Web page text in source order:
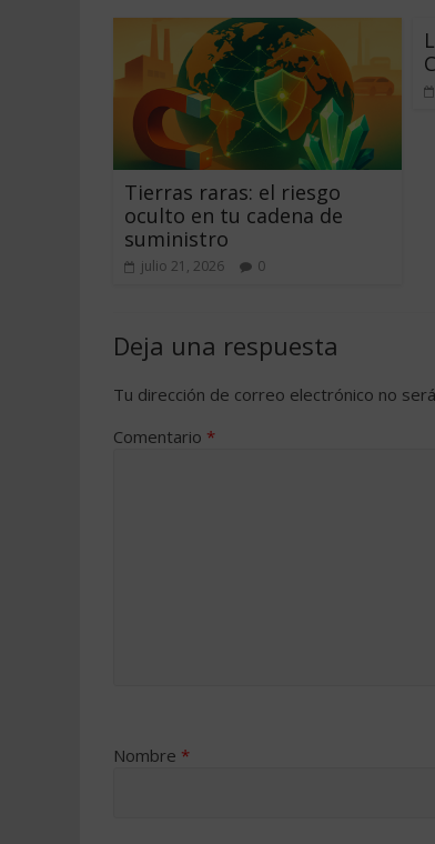
Tierras raras: el riesgo
oculto en tu cadena de
suministro
julio 21, 2026 0
Deja una respuesta
Tu dirección de correo electrónico no
Comentario *
Nombre *